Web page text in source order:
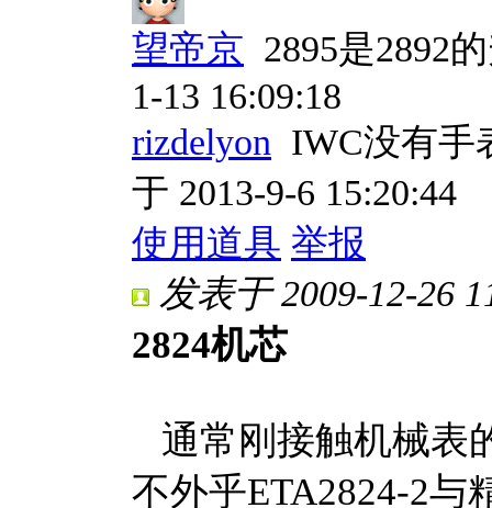
望帝京 2895是2892
1-13 16:09:18
rizdelyon IWC没有
于 2013-9-6 15:20:44
使用道具 举报
发表于 2009-12-26
2824机芯
通常刚接触机械表
不外乎ETA2824-2与